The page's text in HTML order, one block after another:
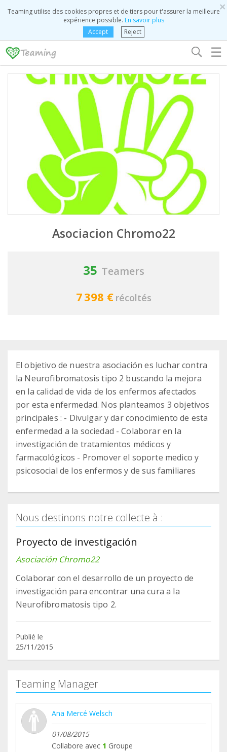
×
Teaming utilise des cookies propres et de tiers pour t'assurer la meilleure
expérience possible. En savoir plus
Accept
Reject
☰
Asociacion Chromo22
35 Teamers
7 398 € récoltés
El objetivo de nuestra asociación es luchar contra
la Neurofibromatosis tipo 2 buscando la mejora
en la calidad de vida de los enfermos afectados
por esta enfermedad. Nos planteamos 3 objetivos
principales : - Divulgar y dar conocimiento de esta
enfermedad a la sociedad - Colaborar en la
investigación de tratamientos médicos y
farmacológicos - Promover el soporte medico y
psicosocial de los enfermos y de sus familiares
Nous destinons notre collecte à :
Proyecto de investigación
Asociación Chromo22
Colaborar con el desarrollo de un proyecto de
investigación para encontrar una cura a la
Neurofibromatosis tipo 2.
Publié le
25/11/2015
Teaming Manager
Ana Mercé Welsch
01/08/2015
Collabore avec 1 Groupe